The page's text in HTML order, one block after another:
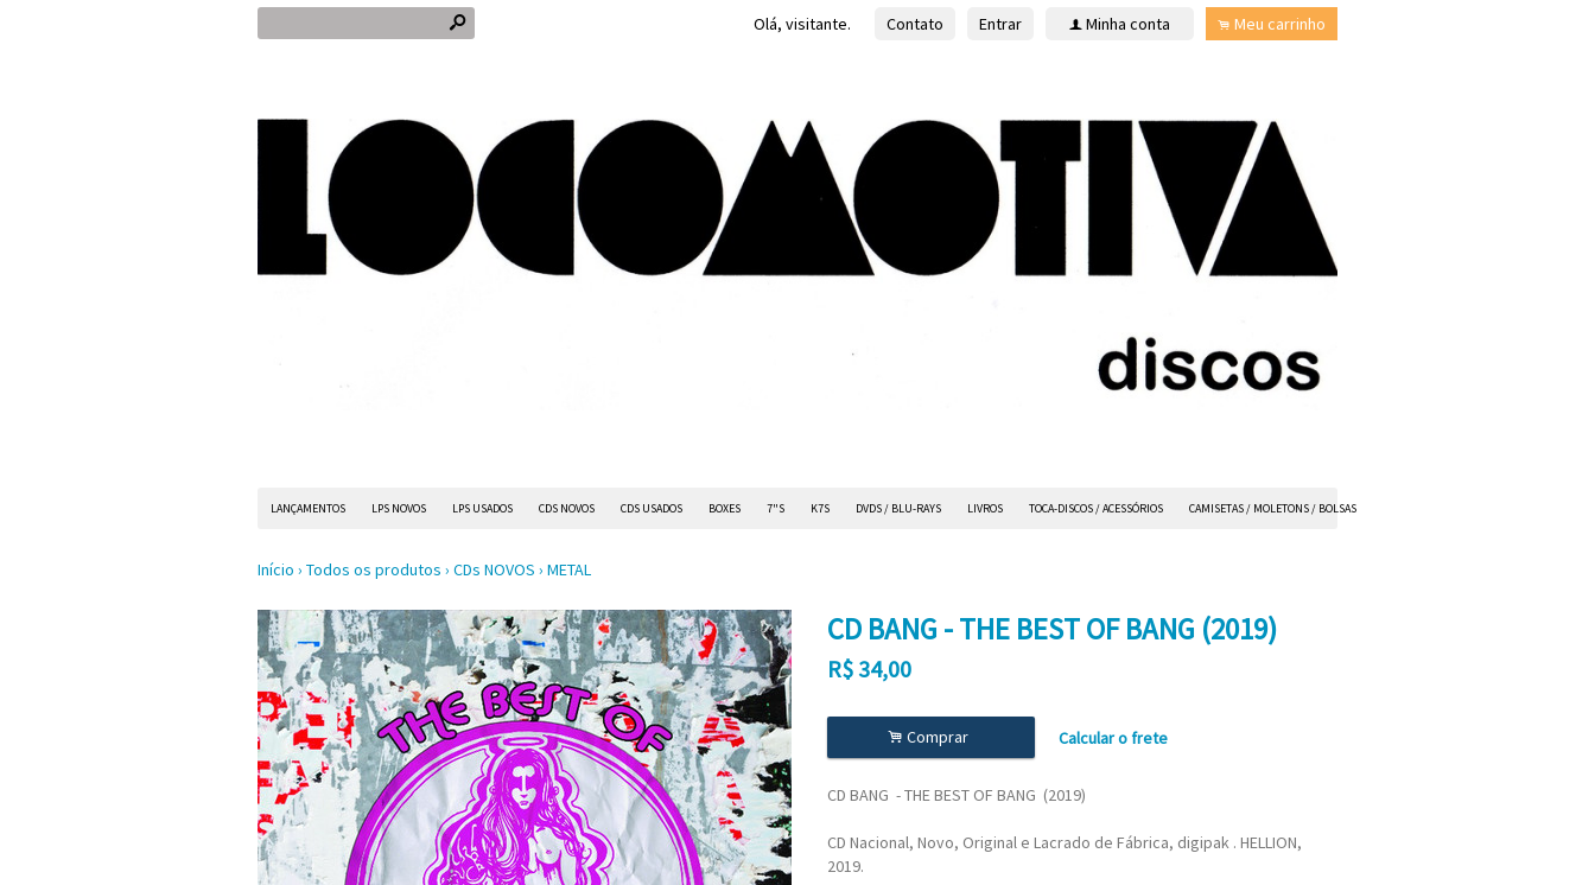
s Olá, visitante. Contato Entrar f Minha conta . Meu carrinho
LANÇAMENTOS LPS NOVOS LPS USADOS CDS NOVOS CDS USADOS BOXES 7"S K7S DVDS / BLU-RAYS LIVROS TOCA-DISCOS / ACESSÓRIOS CAMISETAS / MOLETONS / BOLSAS
Início › Todos os produtos › CDs NOVOS › METAL
CD BANG - THE BEST OF BANG (2019)
R$ 34,00
. Comprar Calcular o frete
CD BANG - THE BEST OF BANG (2019)
CD Nacional, Novo, Original e Lacrado de Fábrica, digipak . HELLION,
2019.